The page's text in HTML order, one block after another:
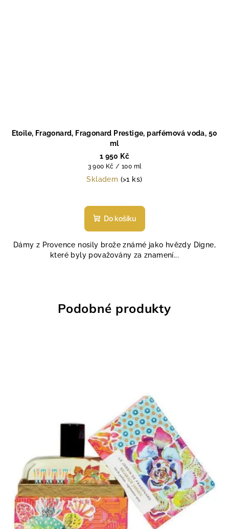
Etoile, Fragonard, Fragonard Prestige, parfémová voda, 50
ml
1 950 Kč
Měrná
cena:
3 900 Kč / 100 ml
Skladem (>1 ks)
hodnocení
produktu
z
5
Do košíku
Dámy z Provence nosily brože známé jako hvězdy Digne,
které byly považovány za znamení...
Podobné produkty